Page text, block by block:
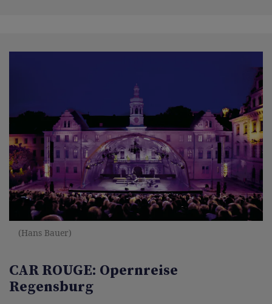
(Hans Bauer)
CAR ROUGE: Opernreise
Regensburg